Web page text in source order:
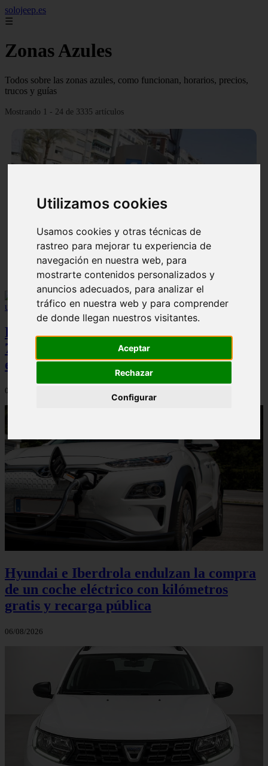
Utilizamos cookies
Usamos cookies y otras técnicas de
rastreo para mejorar tu experiencia de
navegación en nuestra web, para
mostrarte contenidos personalizados y
anuncios adecuados, para analizar el
tráfico en nuestra web y para comprender
de donde llegan nuestros visitantes.
Aceptar
Rechazar
Configurar
solojeep.es
☰
Zonas Azules
Todos sobre las zonas azules, como funcionan, horarios, precios,
trucos y guías
Mostrando 1 - 24 de 3335 artículos
▷ Zona Azul Córdoba 《 Horarios y Tarifas 2024 》
Peugeot acelera en el mercado español:
7.062 matriculaciones y un 5,9% de cuota
en julio
06/08/2026
Hyundai e Iberdrola endulzan la compra
de un coche eléctrico con kilómetros
gratis y recarga pública
06/08/2026